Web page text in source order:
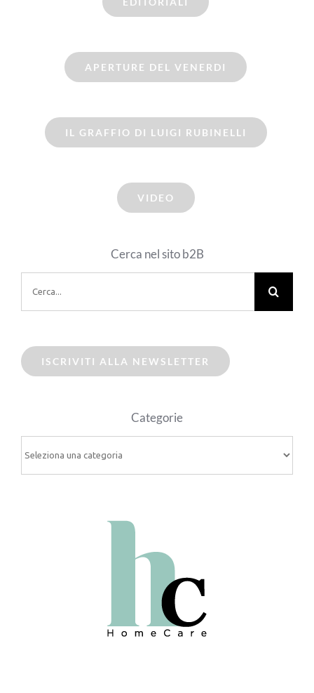
APERTURE DEL VENERDI
IL GRAFFIO DI LUIGI RUBINELLI
VIDEO
Cerca nel sito b2B
per:
ISCRIVITI ALLA NEWSLETTER
Categorie